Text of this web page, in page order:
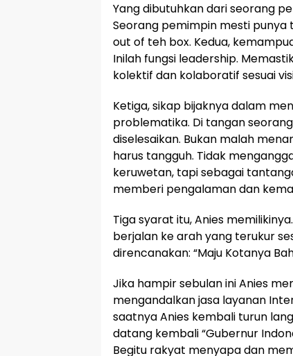
Yang dibutuhkan dari seorang
Seorang pemimpin mesti
out of teh box. Kedua,
Inilah fungsi leadership.
kolektif dan kolaboratif sesuai
Ketiga, sikap bijaknya dalam
problematika. Di tangan
diselesaikan. Bukan malah
harus tangguh. Tidak
keruwetan, tapi sebagai
memberi pengalaman dan
Tiga syarat itu, Anies
berjalan ke arah yang terukur
direncanakan: “Maju Kotanya
Jika hampir sebulan ini Anies
mengandalkan jasa layanan
saatnya Anies kembali turun
datang kembali “Gubernur
Begitu rakyat menyapa dan